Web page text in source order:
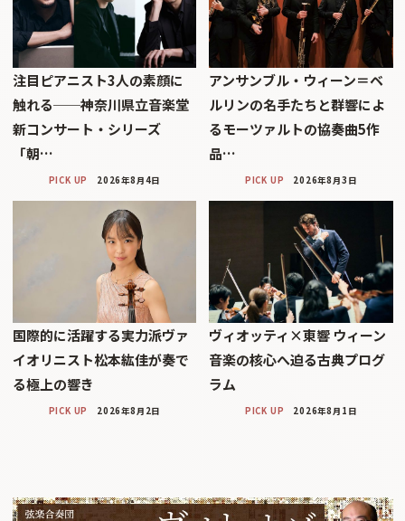
注目ピアニスト3人の素顔に
触れる──神奈川県立音楽堂
新コンサート・シリーズ
「朝…
PICK UP 2026年8月4日
アンサンブル・ウィーン＝ベ
ルリンの名手たちと群響によ
るモーツァルトの協奏曲5作
品…
PICK UP 2026年8月3日
国際的に活躍する実力派ヴァ
イオリニスト松本紘佳が奏で
る極上の響き
PICK UP 2026年8月2日
ヴィオッティ×東響 ウィーン
音楽の核心へ迫る古典プログ
ラム
PICK UP 2026年8月1日